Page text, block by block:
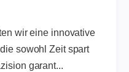
wir eine innovative
sowohl Zeit spart
garant...